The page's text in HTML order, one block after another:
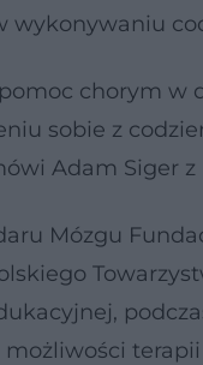
wykonywaniu
chorym w
sobie z
Adam Siger
Mózgu